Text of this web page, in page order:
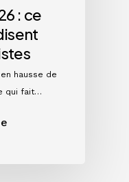
: ce
hausse de
qui fait…